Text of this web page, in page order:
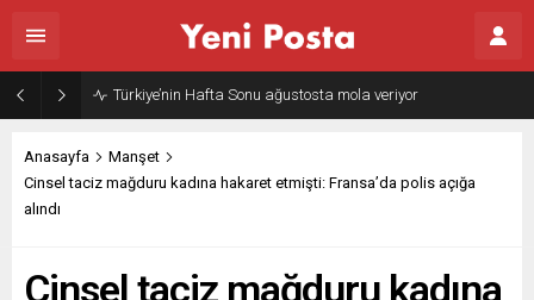
Gazze’nin geleceği: Teknokratik kontrol mü, kolonializm mi?
Anasayfa
Manşet
Cinsel taciz mağduru kadına hakaret etmişti: Fransa’da polis açığa
alındı
Cinsel taciz mağduru kadına